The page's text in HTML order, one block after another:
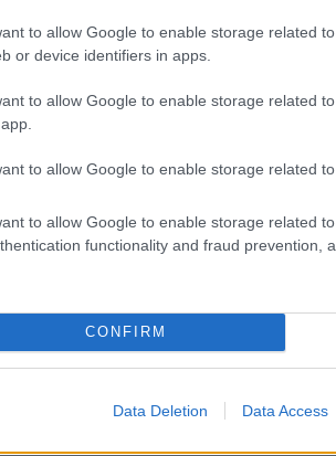
to allow Google to enable storage related
or device identifiers in apps.
to allow Google to enable storage related
to allow Google to enable storage related
to allow Google to enable storage related
functionality and fraud prevention,
CONFIRM
Data Deletion Data Access
επίσης εντοπιστεί ρολόγια που
άλλες φωτογραφίες φαίνεται να
κυρίως το μπρασελέ. Όπως
σχέδια διαχρονικά και
κάθε εμφάνιση.